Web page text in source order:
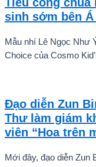
sinh sớm bên Á
Mẫu nhí Lê Ngọc Như
Choice của Cosmo
Đạo diễn Zun
Thư làm giám
viên “Hoa trên
Mới đây, đạo diễn Zun